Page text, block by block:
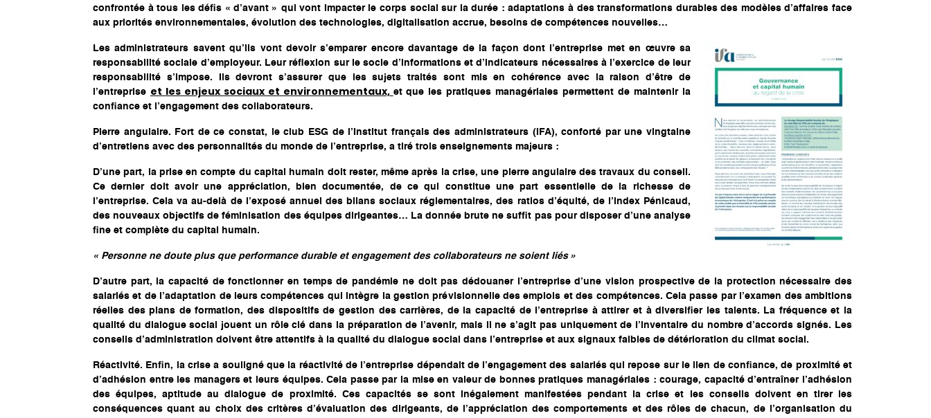
confrontée à tous les défis « d’avant » qui vont impacter le corps social sur la durée : adaptations à des transformations durables des modèles d’affaires face
aux priorités environnementales, évolution des technologies, digitalisation accrue, besoins de compétences nouvelles…
Les administrateurs savent qu’ils vont devoir s’emparer encore davantage de la façon dont l’entreprise met en œuvre sa
responsabilité sociale d’employeur. Leur réflexion sur le socle d’informations et d’indicateurs nécessaires à l’exercice de leur
responsabilité s’impose. Ils devront s’assurer que les sujets traités sont mis en cohérence avec la raison d’être de
l’entreprise et les enjeux sociaux et environnementaux,et que les pratiques managériales permettent de maintenir la
confiance et l’engagement des collaborateurs.
Pierre angulaire. Fort de ce constat, le club ESG de l’Institut français des administrateurs (IFA), conforté par une vingtaine
d’entretiens avec des personnalités du monde de l’entreprise, a tiré trois enseignements majeurs :
D’une part, la prise en compte du capital humain doit rester, même après la crise, une pierre angulaire des travaux du conseil.
Ce dernier doit avoir une appréciation, bien documentée, de ce qui constitue une part essentielle de la richesse de
l’entreprise. Cela va au-delà de l’exposé annuel des bilans sociaux réglementaires, des ratios d’équité, de l’index Pénicaud,
des nouveaux objectifs de féminisation des équipes dirigeantes… La donnée brute ne suffit pas pour disposer d’une analyse
fine et complète du capital humain.
« Personne ne doute plus que performance durable et engagement des collaborateurs ne soient liés »
D’autre part, la capacité de fonctionner en temps de pandémie ne doit pas dédouaner l’entreprise d’une vision prospective de la protection nécessaire des
salariés et de l’adaptation de leurs compétences qui intègre la gestion prévisionnelle des emplois et des compétences. Cela passe par l’examen des ambitions
réelles des plans de formation, des dispositifs de gestion des carrières, de la capacité de l’entreprise à attirer et à diversifier les talents. La fréquence et la
qualité du dialogue social jouent un rôle clé dans la préparation de l’avenir, mais il ne s’agit pas uniquement de l’inventaire du nombre d’accords signés. Les
conseils d’administration doivent être attentifs à la qualité du dialogue social dans l’entreprise et aux signaux faibles de détérioration du climat social.
Réactivité. Enfin, la crise a souligné que la réactivité de l’entreprise dépendait de l’engagement des salariés qui repose sur le lien de confiance, de proximité et
d’adhésion entre les managers et leurs équipes. Cela passe par la mise en valeur de bonnes pratiques managériales : courage, capacité d’entraîner l’adhésion
des équipes, aptitude au dialogue de proximité. Ces capacités se sont inégalement manifestées pendant la crise et les conseils doivent en tirer les
conséquences quant au choix des critères d’évaluation des dirigeants, de l’appréciation des comportements et des rôles de chacun, de l’organisation du